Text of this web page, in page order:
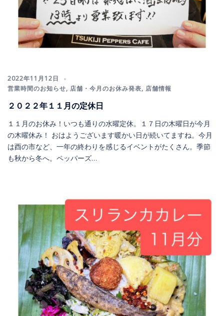
2022年11月12日
営業時間のお知らせ, 店舗・今月のお休み発表, 店舗情報
２０２２年１１月の定休日
１１月のお休み！いつも通りの水曜定休。１７日の木曜日が今月
の木曜休み！ おはようございます暖かい日が続いてますね。今月
は酉の市など、一年の終わりを感じるイベントがたくさん。季節
も秋から冬へ。ペッパーズ…